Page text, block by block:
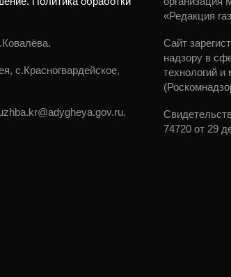
с.Красногвардейское,
«Редакция
Сайт
надзору в
технологий
74720 от 29